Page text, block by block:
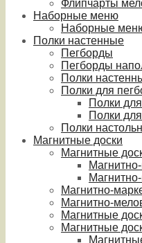
Флипчарты
Наборные меню
Наборные
Полки настенные
Пегборды
Пегборды
Полки
Полки для
Полки
Полки
Полки
Магнитные доски
Магнитные
Магнитно-
Магнитно-
Магнитные
Магнитные